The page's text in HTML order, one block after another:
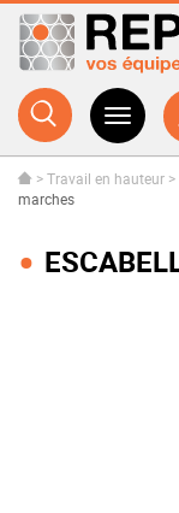
>Travail en hauteur >
marches